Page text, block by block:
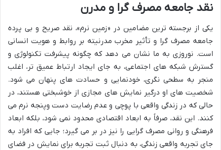
نقد جامعه مصرف گرا و مدرن
یکی از برجسته ترین مضامین در «زمین نرم»، نقد صریح و بی پرده
جامعه مصرف گرا و تأثیر مخرب مدرنیته بر روابط و هویت انسانی
است. نوروزی به ما نشان می دهد که چگونه پیشرفت تکنولوژی و
گسترش شبکه های اجتماعی، به جای ایجاد ارتباط عمیق تر، اغلب
منجر به سطحی نگری، خودنمایی و حسادت های پنهان می شود.
شخصیت های او درگیر نمایش های مجازی از خوشبختی هستند، در
حالی که در زندگی واقعی با پوچی و عدم رضایت دست وپنجه نرم می
کنند. این نقد، صرفاً به ابعاد اقتصادی محدود نمی شود، بلکه ابعاد
فرهنگی و روانی مصرف گرایی را نیز در بر می گیرد؛ جایی که افراد به
جای تجربه واقعی زندگی، به دنبال ثبت تجربه برای نمایش در فضای